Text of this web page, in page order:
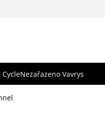
CycleNezařazeno Vavrys